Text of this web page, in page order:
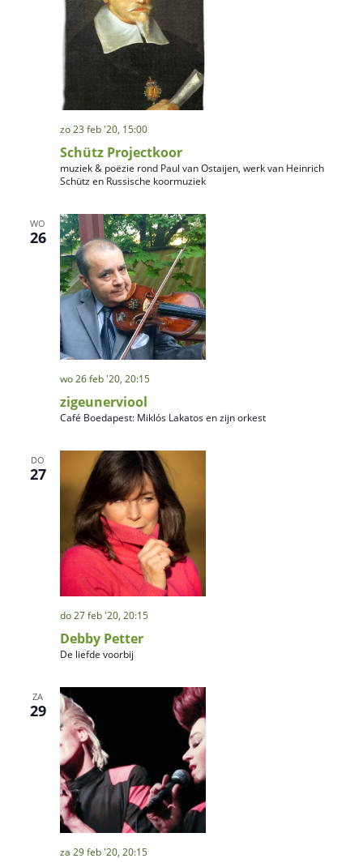
Schütz Projectkoor
zo 23 feb '20, 15:00
muziek & poëzie rond Paul van Ostaijen, werk van Heinrich
Schütz en Russische koormuziek
WO
26
zigeunerviool
wo 26 feb '20, 20:15
Café Boedapest: Miklós Lakatos en zijn orkest
DO
27
Debby Petter
do 27 feb '20, 20:15
De liefde voorbij
ZA
29
za 29 feb '20, 20:15